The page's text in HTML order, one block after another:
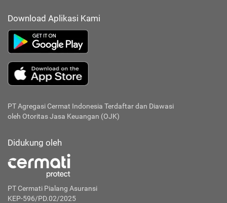
Download Aplikasi Kami
PT Agregasi Cermat Indonesia Terdaftar dan Diawasi
oleh Otoritas Jasa Keuangan (OJK)
Didukung oleh
PT Cermati Pialang Asuransi
KEP-596/PD.02/2025